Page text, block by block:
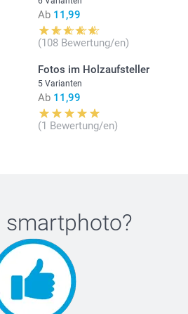
Ab 11,99
(108 Bewertung/en)
Fotos im Holzaufsteller
5 Varianten
Ab 11,99
(1 Bewertung/en)
smartphoto?